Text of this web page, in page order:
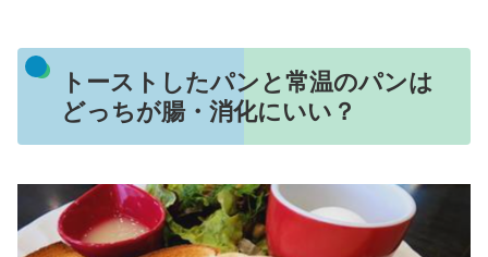
トーストしたパンと常温のパンは
どっちが腸・消化にいい？